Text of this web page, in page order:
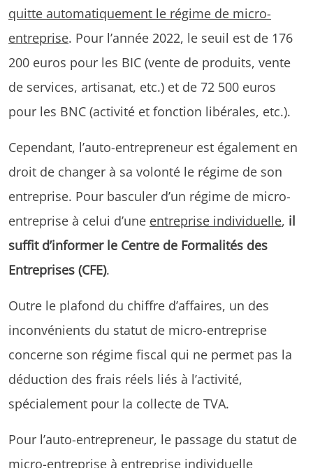
quitte automatiquement le régime de micro-
entreprise. Pour l’année 2022, le seuil est de 176
200 euros pour les BIC (vente de produits, vente
de services, artisanat, etc.) et de 72 500 euros
pour les BNC (activité et fonction libérales, etc.).
Cependant, l’auto-entrepreneur est également en
droit de changer à sa volonté le régime de son
entreprise. Pour basculer d’un régime de micro-
entreprise à celui d’une entreprise individuelle, il
suffit d’informer le Centre de Formalités des
Entreprises (CFE).
Outre le plafond du chiffre d’affaires, un des
inconvénients du statut de micro-entreprise
concerne son régime fiscal qui ne permet pas la
déduction des frais réels liés à l’activité,
spécialement pour la collecte de TVA.
Pour l’auto-entrepreneur, le passage du statut de
micro-entreprise à entreprise individuelle